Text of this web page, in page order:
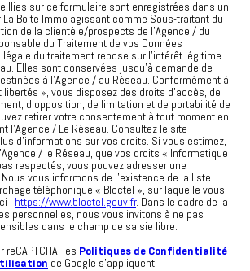
sur ce formulaire sont enregistrées dans un
Boite Immo agissant comme Sous-traitant du
de la clientèle/prospects de l'Agence / du
du Traitement de vos Données
légale du traitement repose sur l'intérêt légitime
Elles sont conservées jusqu'à demande de
à l'Agence / au Réseau. Conformément à
libertés », vous disposez des droits d’accès, de
d’opposition, de limitation et de portabilité de
retirer votre consentement à tout moment en
l’Agence / Le Réseau. Consultez le site
d’informations sur vos droits. Si vous estimez,
/ le Réseau, que vos droits « Informatique
respectés, vous pouvez adresser une
vous informons de l’existence de la liste
téléphonique « Bloctel », sur laquelle vous
: https://www.bloctel.gouv.fr. Dans le cadre de la
personnelles, nous vous invitons à ne pas
dans le champ de saisie libre.
les Politiques de Confidentialité
de Google s'appliquent.